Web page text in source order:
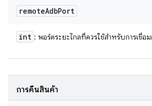
remoteAdbPort
int : พอร์ตระยะไกลที่ควรใช้สำหรับการเชื่อ
การคืนสินค้า